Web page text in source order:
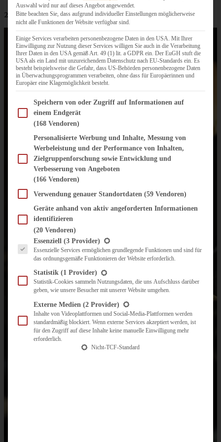
2- 3 EL Milch
Auswahl wird nur auf dieses Angebot angewendet.
Bitte beachten Sie, dass aufgrund individueller Einstellungen möglicherweise
nicht alle Funktionen der Website verfügbar sind.
Einige Services verarbeiten personenbezogene Daten in den USA. Mit Ihrer
Einwilligung zur Nutzung dieser Services willigen Sie auch in die Verarbeitung
Ihrer Daten in den USA gemäß Art. 49 (1) lit. a GDPR ein. Der EuGH stuft die
USA als ein Land mit unzureichendem Datenschutz nach EU-Standards ein. Es
besteht beispielsweise die Gefahr, dass US-Behörden personenbezogene Daten
in Überwachungsprogrammen verarbeiten, ohne dass für Europäerinnen und
Europäer eine Klagemöglichkeit besteht.
Im Folgenden finden Sie eine Liste der Zwecke des IAB Transparency and Consent
Speichern von oder Zugriff auf Informationen auf
einem Endgerät
(168 Vendoren)
Personalisierte Werbung und Inhalte, Messung von
Werbeleistung und der Performance von Inhalten,
Zielgruppenforschung sowie Entwicklung und
Verbesserung von Angeboten
(166 Vendoren)
Verwendung genauer Standortdaten (59 Vendoren)
Geräte anhand von aktiv angeforderten Informationen
identifizieren
(20 Vendoren)
Es folgt eine Liste der Service-Gruppen, für die eine Einwilligung erteilt werden
Essenziell (3 Provider)
Essenzielle Services ermöglichen grundlegende Funktionen und sind für
das ordnungsgemäße Funktionieren der Website erforderlich.
Statistik (1 Provider)
Statistik-Cookies sammeln Nutzungsdaten, die uns Aufschluss darüber
geben, wie unsere Besucher mit unserer Website umgehen.
Externe Medien (2 Provider)
Inhalte von Videoplattformen und Social-Media-Plattformen werden
standardmäßig blockiert. Wenn externe Services akzeptiert werden, ist
für den Zugriff auf diese Inhalte keine manuelle Einwilligung mehr
erforderlich.
Nicht-TCF-Standard